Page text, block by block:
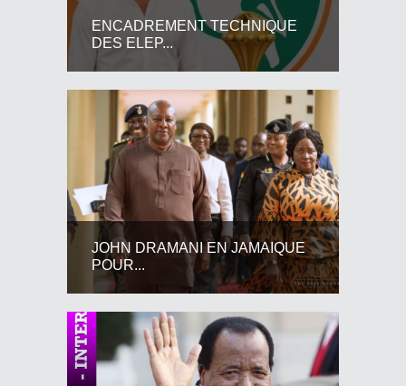
ENCADREMENT TECHNIQUE
DES ELEP...
JOHN DRAMANI EN JAMAIQUE
POUR...